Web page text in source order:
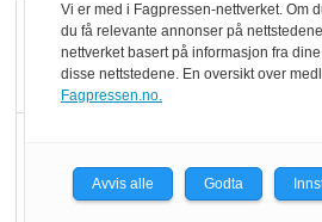
KI lager
Rema i
Vi er med i Fagpressen-nettverket. Om
du få relevante annonser på
nettverket basert på informasjon fra
disse nettstedene. En oversikt over
Fagpressen.no.
Avvis alle Godta